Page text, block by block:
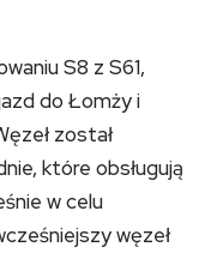
S8 z S61,
do Łomży i
został
które obsługują
w celu
węzeł